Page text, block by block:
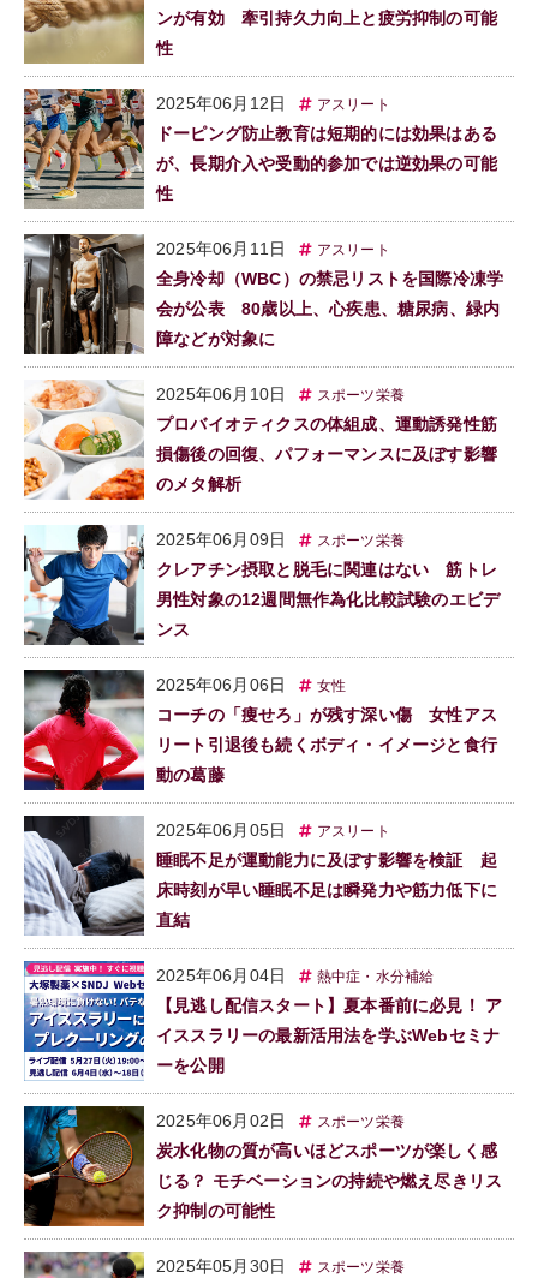
ンが有効 牽引持久力向上と疲労抑制の可能
性
2025年06月12日 アスリート
ドーピング防止教育は短期的には効果はある
が、長期介入や受動的参加では逆効果の可能
性
2025年06月11日 アスリート
全身冷却（WBC）の禁忌リストを国際冷凍学
会が公表 80歳以上、心疾患、糖尿病、緑内
障などが対象に
2025年06月10日 スポーツ栄養
プロバイオティクスの体組成、運動誘発性筋
損傷後の回復、パフォーマンスに及ぼす影響
のメタ解析
2025年06月09日 スポーツ栄養
クレアチン摂取と脱毛に関連はない 筋トレ
男性対象の12週間無作為化比較試験のエビデ
ンス
2025年06月06日 女性
コーチの「痩せろ」が残す深い傷 女性アス
リート引退後も続くボディ・イメージと食行
動の葛藤
2025年06月05日 アスリート
睡眠不足が運動能力に及ぼす影響を検証 起
床時刻が早い睡眠不足は瞬発力や筋力低下に
直結
2025年06月04日 熱中症・水分補給
【見逃し配信スタート】夏本番前に必見！ ア
イススラリーの最新活用法を学ぶWebセミナ
ーを公開
2025年06月02日 スポーツ栄養
炭水化物の質が高いほどスポーツが楽しく感
じる？ モチベーションの持続や燃え尽きリス
ク抑制の可能性
2025年05月30日 スポーツ栄養